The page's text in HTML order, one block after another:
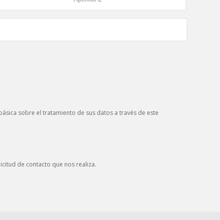
sobre el tratamiento de sus datos a través de este
de contacto que nos realiza.